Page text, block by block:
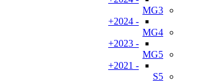
MG3
- 2024+
MG4
- 2023+
MG5
- 2021+
S5